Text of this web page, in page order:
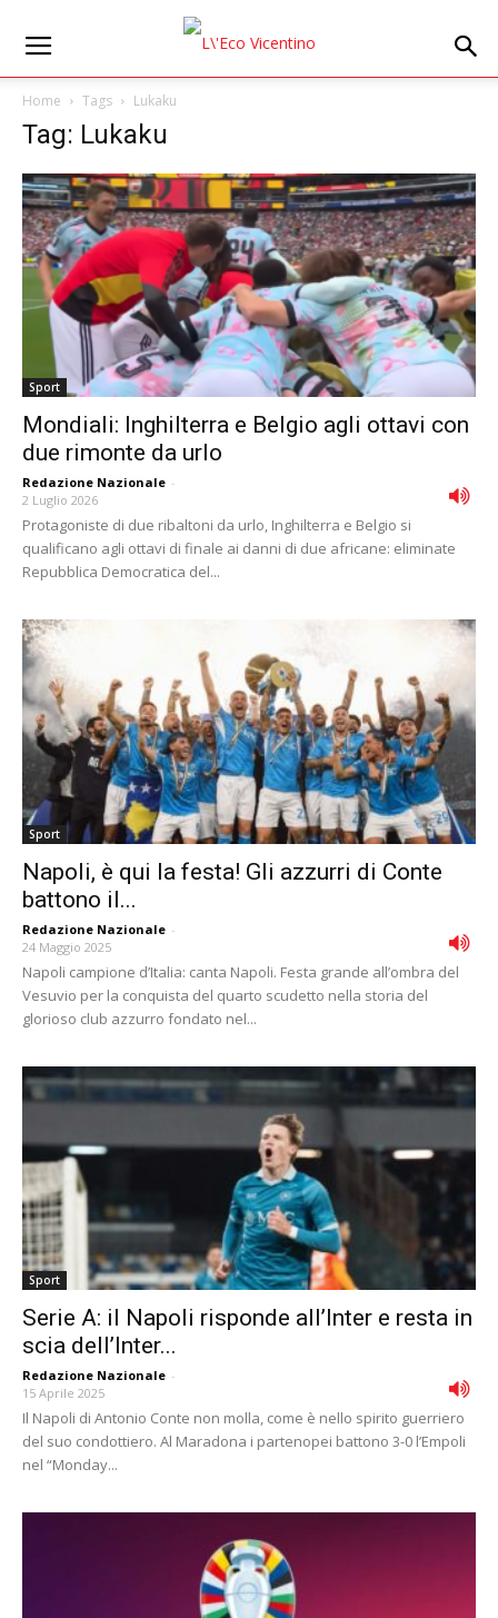
Home Tags Lukaku
Tag: Lukaku
Sport
Mondiali: Inghilterra e Belgio agli ottavi con
due rimonte da urlo
Redazione Nazionale -
2 Luglio 2026
Protagoniste di due ribaltoni da urlo, Inghilterra e Belgio si
qualificano agli ottavi di finale ai danni di due africane: eliminate
Repubblica Democratica del...
Sport
Napoli, è qui la festa! Gli azzurri di Conte
battono il...
Redazione Nazionale -
24 Maggio 2025
Napoli campione d’Italia: canta Napoli. Festa grande all’ombra del
Vesuvio per la conquista del quarto scudetto nella storia del
glorioso club azzurro fondato nel...
Sport
Serie A: il Napoli risponde all’Inter e resta in
scia dell’Inter...
Redazione Nazionale -
15 Aprile 2025
Il Napoli di Antonio Conte non molla, come è nello spirito guerriero
del suo condottiero. Al Maradona i partenopei battono 3-0 l’Empoli
nel “Monday...